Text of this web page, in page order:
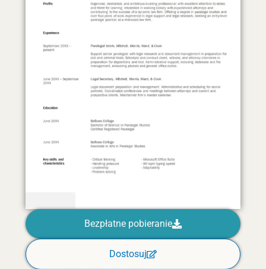
Bezpłatne pobieranie
Dostosuj